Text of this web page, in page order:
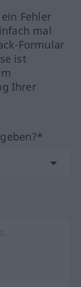
Fehler
mal
Formular
ist
Ihrer